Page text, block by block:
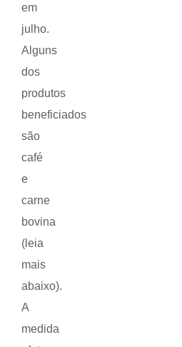
em
julho.
Alguns
dos
produtos
beneficiados
são
café
e
carne
bovina
(leia
mais
abaixo).
A
medida